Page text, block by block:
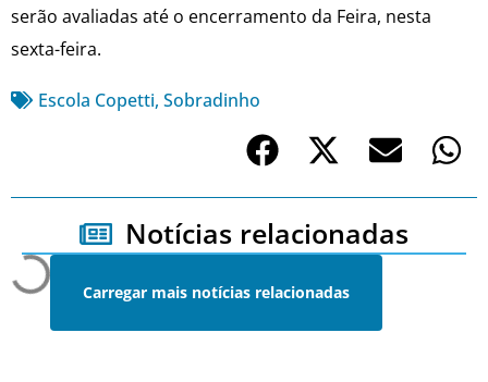
serão avaliadas até o encerramento da Feira, nesta
sexta-feira.
Escola Copetti, Sobradinho
Notícias relacionadas
Carregar mais notícias relacionadas